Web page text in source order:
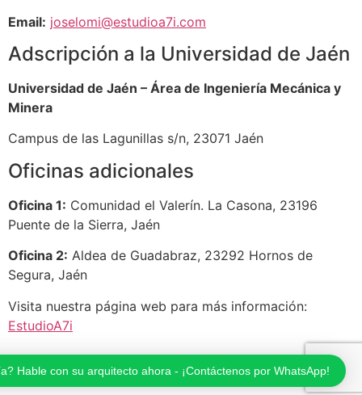
Email: joselomi@estudioa7i.com
Adscripción a la Universidad de Jaén
Universidad de Jaén – Área de Ingeniería Mecánica y
Minera
Campus de las Lagunillas s/n, 23071 Jaén
Oficinas adicionales
Oficina 1: Comunidad el Valerín. La Casona, 23196
Puente de la Sierra, Jaén
Oficina 2: Aldea de Guadabraz, 23292 Hornos de
Segura, Jaén
Visita nuestra página web para más información:
EstudioA7i
Hable con su arquitecto ahora - ¡Contáctenos por WhatsApp!